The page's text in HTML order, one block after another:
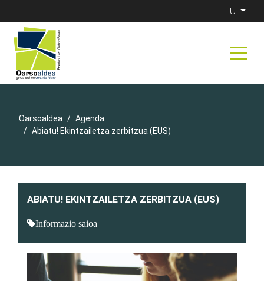
EU
Oarsoaldea
Agenda
Abiatu! Ekintzailetza zerbitzua (EUS)
ABIATU! EKINTZAILETZA ZERBITZUA (EUS)
Informazio saioa